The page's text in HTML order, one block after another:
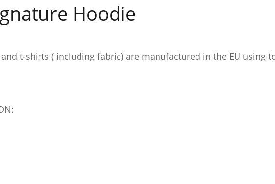
Hoodie
t-shirts ( including fabric) are manufactured in the EU using